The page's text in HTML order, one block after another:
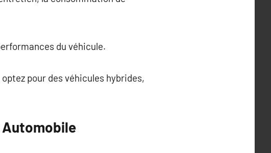
du véhicule.
pour des véhicules hybrides,
Automobile